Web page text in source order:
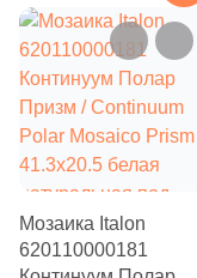
Коричневый (
Кофе с молоком (54
Кофейный (54)
Красный (54)
Кремовый (54)
Оранжевый ( 54
41.3x20.5 светло-
серая натуральная
под бетон
Мозаика Italon
620110000181